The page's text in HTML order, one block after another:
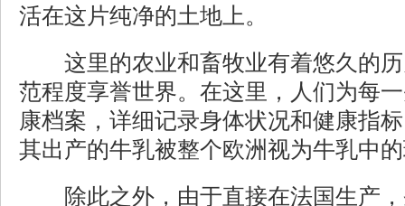
活在这片纯净的土地上。
这里的农业和畜牧业有着悠久的历
范程度享誉世界。在这里，人们为每
康档案，详细记录身体状况和健康指
其出产的牛乳被整个欧洲视为牛乳中
除此之外，由于直接在法国生产，